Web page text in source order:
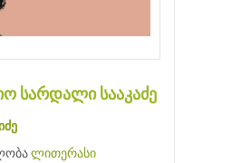
სარდალი სააკაძე
ლითერასი